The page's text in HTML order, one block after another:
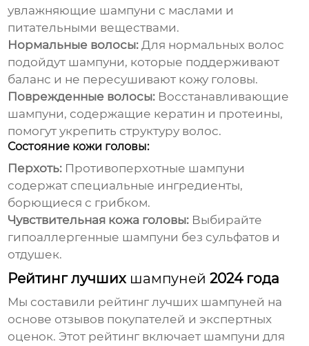
увлажняющие шампуни с маслами и
питательными веществами.
Нормальные волосы: Для нормальных волос
подойдут шампуни, которые поддерживают
баланс и не пересушивают кожу головы.
Поврежденные волосы: Восстанавливающие
шампуни, содержащие кератин и протеины,
помогут укрепить структуру волос.
Состояние кожи головы:
Перхоть: Противоперхотные шампуни
содержат специальные ингредиенты,
борющиеся с грибком.
Чувствительная кожа головы: Выбирайте
гипоаллергенные шампуни без сульфатов и
отдушек.
Рейтинг лучших шампуней 2024 года
Мы составили рейтинг лучших шампуней на
основе отзывов покупателей и экспертных
оценок. Этот рейтинг включает шампуни для